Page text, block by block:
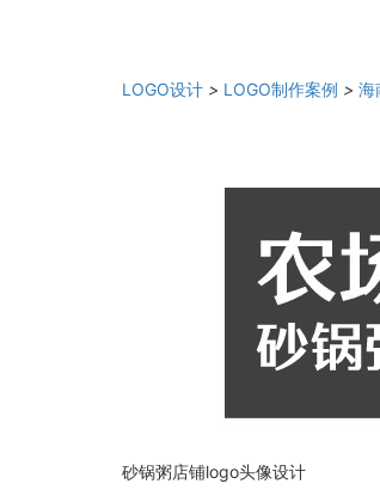
LOGO设计 > LOGO制作案例 > 海
砂锅粥店铺logo头像设计